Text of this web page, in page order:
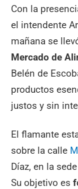
Con la
el intendente
mañana se
Mercado de
Belén de
productos
justos y sin
El flamante
sobre la calle
Díaz, en la
Su objetivo es